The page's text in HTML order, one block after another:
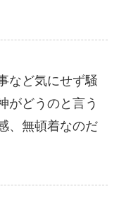
など気にせず騒
がどうのと言う
、無頓着なのだ